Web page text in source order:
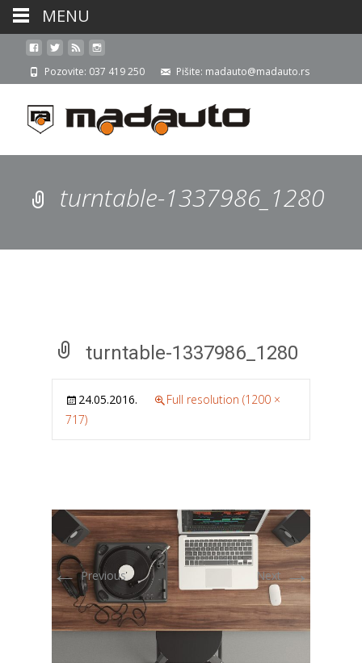
Pozovite: 037 419 250 Pišite: madauto@madauto.rs
turntable-1337986_1280
turntable-1337986_1280
24.05.2016.
Full resolution (1200 ×
717)
←Previous Next→
MENU